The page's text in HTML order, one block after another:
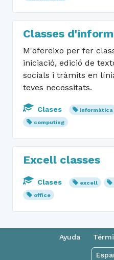
Classes
M'ofereixo per fer
iniciació, edició de
socials i tràmits en
teves necessitats.
Clases informàtica
computing
Excell classes
Clases excell
office
Ayuda